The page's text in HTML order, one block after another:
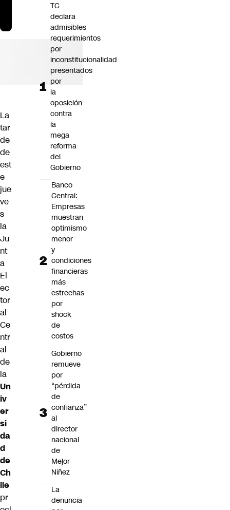
La
tar
de
de
est
e
jue
ve
s
la
Ju
nt
a
El
ec
tor
al
Ce
ntr
al
de
la
Un
iv
er
si
da
d
de
Ch
ile
pr
TC
declara
admisibles
requerimientos
por
inconstitucionalidad
presentados
por
la
oposición
contra
la
mega
reforma
del
Gobierno
Banco
Central:
Empresas
muestran
optimismo
menor
y
condiciones
financieras
más
estrechas
por
shock
de
costos
Gobierno
remueve
por
“pérdida
de
confianza”
al
director
nacional
de
Mejor
Niñez
La
denuncia